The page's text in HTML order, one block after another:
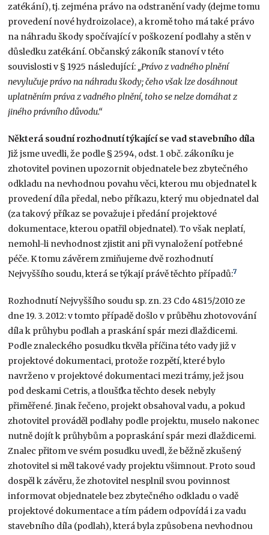
zatékání), tj. zejména právo na odstranění vady (dejme tomu
provedení nové hydroizolace), a kromě toho má také právo
na náhradu škody spočívající v poškození podlahy a stěn v
důsledku zatékání. Občanský zákoník stanoví v této
souvislosti v § 1925 následující: „Právo z vadného plnění
nevylučuje právo na náhradu škody; čeho však lze dosáhnout
uplatněním práva z vadného plnění, toho se nelze domáhat z
jiného právního důvodu.“
Některá soudní rozhodnutí týkající se vad stavebního díla
Již jsme uvedli, že podle § 2594, odst. 1 obč. zákoníku je
zhotovitel povinen upozornit objednatele bez zbytečného
odkladu na nevhodnou povahu věci, kterou mu objednatel k
provedení díla předal, nebo příkazu, který mu objednatel dal
(za takový příkaz se považuje i předání projektové
dokumentace, kterou opatřil objednatel). To však neplatí,
nemohl-li nevhodnost zjistit ani při vynaložení potřebné
péče. K tomu závěrem zmiňujeme dvě rozhodnutí
Nejvyššího soudu, která se týkají právě těchto případů:7
Rozhodnutí Nejvyššího soudu sp. zn. 23 Cdo 4815/2010 ze
dne 19. 3. 2012: v tomto případě došlo v průběhu zhotovování
díla k průhybu podlah a praskání spár mezi dlaždicemi.
Podle znaleckého posudku tkvěla příčina této vady již v
projektové dokumentaci, protože rozpětí, které bylo
navrženo v projektové dokumentaci mezi trámy, jež jsou
pod deskami Cetris, a tloušťka těchto desek nebyly
přiměřené. Jinak řečeno, projekt obsahoval vadu, a pokud
zhotovitel prováděl podlahy podle projektu, muselo nakonec
nutně dojít k průhybům a popraskání spár mezi dlaždicemi.
Znalec přitom ve svém posudku uvedl, že běžně zkušený
zhotovitel si měl takové vady projektu všimnout. Proto soud
dospěl k závěru, že zhotovitel nesplnil svou povinnost
informovat objednatele bez zbytečného odkladu o vadě
projektové dokumentace a tím pádem odpovídá i za vadu
stavebního díla (podlah), která byla způsobena nevhodnou